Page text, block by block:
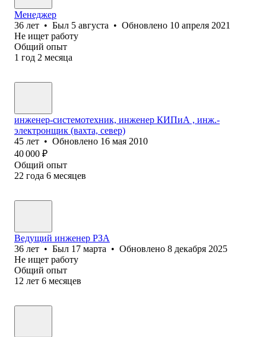
Менеджер
36 лет • Был 5 августа • Обновлено 10 апреля 2021
Не ищет работу
Общий опыт
1 год 2 месяца
инженер-системотехник, инженер КИПиА , инж.-
электронщик (вахта, север)
45 лет • Обновлено 16 мая 2010
40 000 ₽
Общий опыт
22 года 6 месяцев
Ведущий инженер РЗА
36 лет • Был 17 марта • Обновлено 8 декабря 2025
Не ищет работу
Общий опыт
12 лет 6 месяцев